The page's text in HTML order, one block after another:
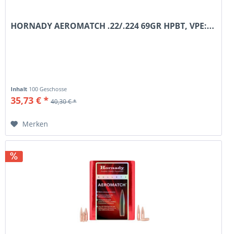
HORNADY AEROMATCH .22/.224 69GR HPBT, VPE:...
Inhalt 100 Geschosse
35,73 € * 40,30 € *
Merken